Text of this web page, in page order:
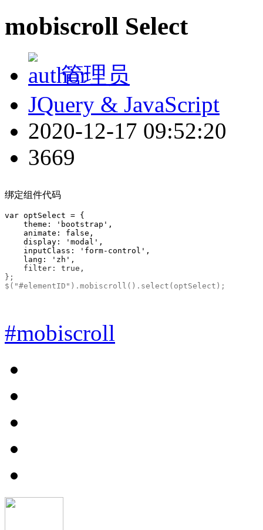
mobiscroll Select
管理员
JQuery & JavaScript
2020-12-17 09:52:20
3669
绑定组件代码
var optSelect = {
    theme: 'bootstrap',
    animate: false,
    display: 'modal',
    inputClass: 'form-control',
    lang: 'zh',
    filter: true,
};
$("#elementID").mobiscroll().select(optSelect);
#mobiscroll